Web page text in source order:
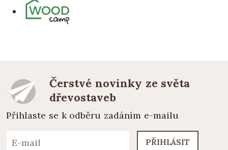
Čerstvé novinky ze světa
dřevostaveb
Přihlaste se k odběru zadáním e-mailu
PŘIHLÁSIT